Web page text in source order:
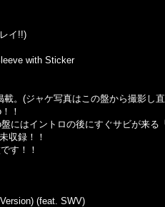
イ!!)
with Sticker
。(ジャケ写真はこの盤から撮影し
！
にはイントロの後にすぐサビが来る
収録！！
す！！
(feat. SWV)